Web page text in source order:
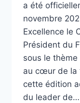
a été
novembre
Excellence le
Président du
sous le thème
au cœur de la
cette édition
du leader de…